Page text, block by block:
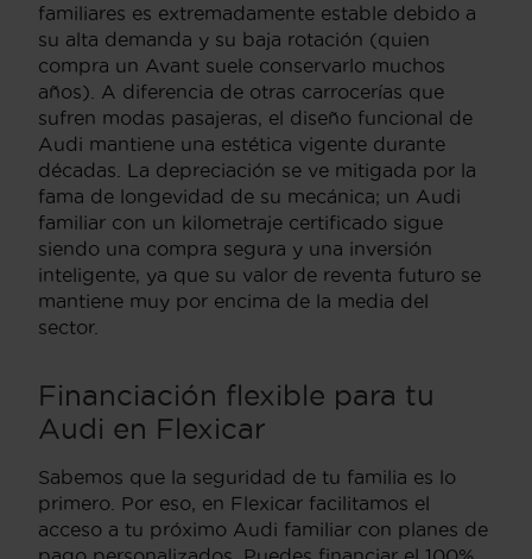
familiares es extremadamente estable debido a
su alta demanda y su baja rotación (quien
compra un Avant suele conservarlo muchos
años). A diferencia de otras carrocerías que
sufren modas pasajeras, el diseño funcional de
Audi mantiene una estética vigente durante
décadas. La depreciación se ve mitigada por la
fama de longevidad de su mecánica; un Audi
familiar con un kilometraje certificado sigue
siendo una compra segura y una inversión
inteligente, ya que su valor de reventa futuro se
mantiene muy por encima de la media del
sector.
Financiación flexible para tu
Audi en Flexicar
Sabemos que la seguridad de tu familia es lo
primero. Por eso, en Flexicar facilitamos el
acceso a tu próximo Audi familiar con planes de